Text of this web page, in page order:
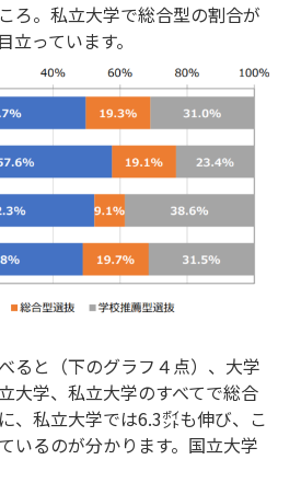
ろ。私立大学で総合型の割合が
っています。
ると（下のグラフ４点）、大学
大学、私立大学のすべてで総合
、私立大学では6.3㌽も伸び、こ
いるのが分かります。国立大学